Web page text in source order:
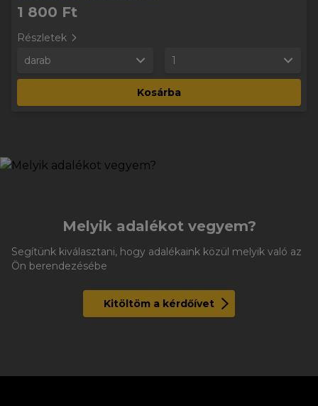
1 800 Ft
Részletek
darab
1
Kosárba
Melyik adalékot vegyem?
Segítünk kiválasztani, hogy adalékaink közül melyik való az
Ön berendezésébe
Kitöltöm a kérdőívet